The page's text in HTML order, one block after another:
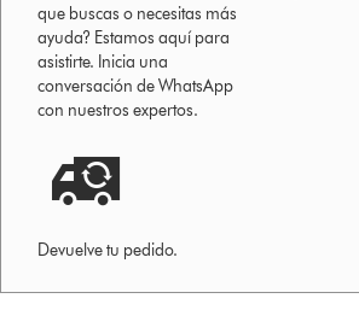
que buscas o necesitas más
ayuda? Estamos aquí para
asistirte. Inicia una
conversación de WhatsApp
con nuestros expertos.
Devuelve tu pedido.